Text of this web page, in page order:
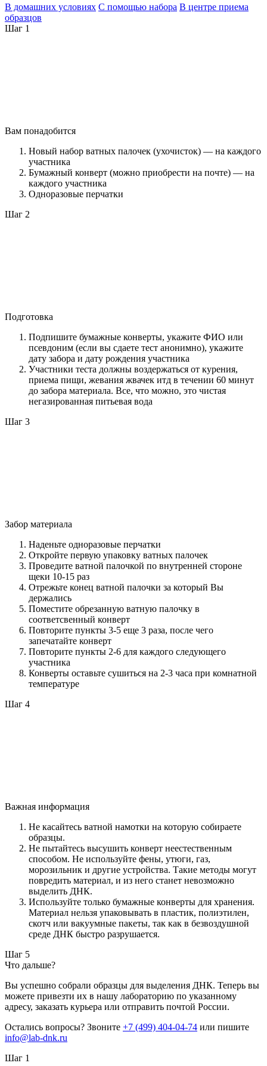
В домашних условиях С помощью набора В центре приема
образцов
Шаг 1
Вам понадобится
Новый набор ватных палочек (ухочисток) — на каждого
участника
Бумажный конверт (можно приобрести на почте) — на
каждого участника
Одноразовые перчатки
Шаг 2
Подготовка
Подпишите бумажные конверты, укажите ФИО или
псевдоним (если вы сдаете тест анонимно), укажите
дату забора и дату рождения участника
Участники теста должны воздержаться от курения,
приема пищи, жевания жвачек итд в течении 60 минут
до забора материала. Все, что можно, это чистая
негазированная питьевая вода
Шаг 3
Забор материала
Наденьте одноразовые перчатки
Откройте первую упаковку ватных палочек
Проведите ватной палочкой по внутренней стороне
щеки 10-15 раз
Отрежьте конец ватной палочки за который Вы
держались
Поместите обрезанную ватную палочку в
соответсвенный конверт
Повторите пункты 3-5 еще 3 раза, после чего
запечатайте конверт
Повторите пункты 2-6 для каждого следующего
участника
Конверты оставьте сушиться на 2-3 часа при комнатной
температуре
Шаг 4
Важная информация
Не касайтесь ватной намотки на которую собираете
образцы.
Не пытайтесь высушить конверт неестественным
способом. Не используйте фены, утюги, газ,
морозильник и другие устройства. Такие методы могут
повредить материал, и из него станет невозможно
выделить ДНК.
Используйте только бумажные конверты для хранения.
Материал нельзя упаковывать в пластик, полиэтилен,
скотч или вакуумные пакеты, так как в безвоздушной
среде ДНК быстро разрушается.
Шаг 5
Что дальше?
Вы успешно собрали образцы для выделения ДНК. Теперь вы
можете привезти их в нашу лабораторию по указанному
адресу, заказать курьера или отправить почтой России.
Остались вопросы? Звоните +7 (499) 404-04-74 или пишите
info@lab-dnk.ru
Шаг 1